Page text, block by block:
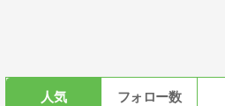
人気 フォロー数